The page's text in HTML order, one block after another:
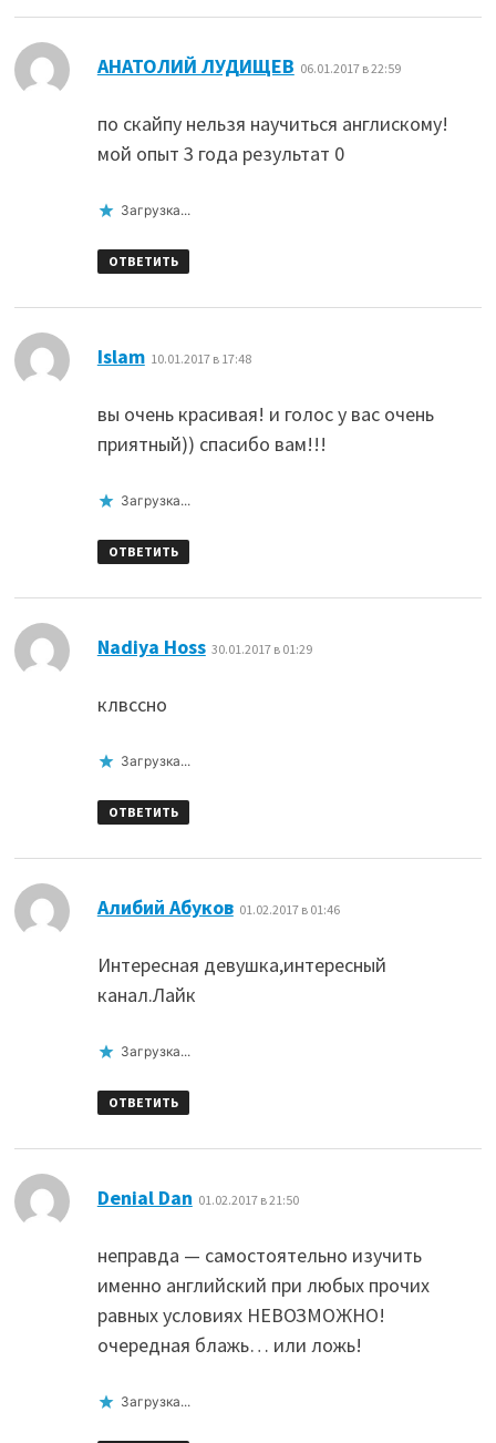
АНАТОЛИЙ ЛУДИЩЕВ 06.01.2017 в 22:59
по скайпу нельзя научиться англискому!
мой опыт 3 года результат 0
Загрузка...
ОТВЕТИТЬ
Islam: 10.01.2017 в 17:48
вы очень красивая! и голос у вас очень
приятный)) спасибо вам!!!
Загрузка...
ОТВЕТИТЬ
Nadiya Hoss: 30.01.2017 в 01:29
клвссно
Загрузка...
ОТВЕТИТЬ
Алибий Абуков: 01.02.2017 в 01:46
Интересная девушка,интересный
канал.Лайк
Загрузка...
ОТВЕТИТЬ
Denial Dan 01.02.2017 в 21:50
неправда — самостоятельно изучить
именно английский при любых прочих
равных условиях НЕВОЗМОЖНО!
очередная блажь… или ложь!
Загрузка...